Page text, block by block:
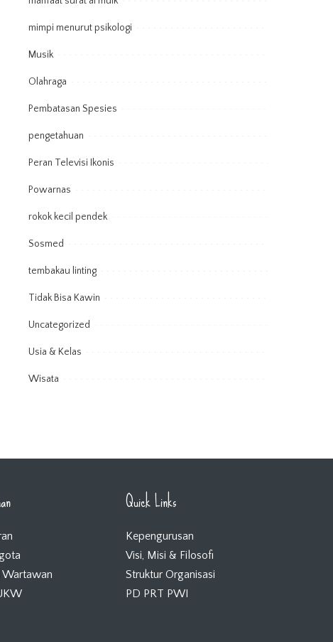
mimpi menurut psikologi
Musik
Olahraga
Pembatasan Spesies
pengetahuan
Peran Televisi Ikonis
Powarnas
rokok kecil pendek
Sosmed
tembakau linting
Tidak Bisa Kawin
Uncategorized
Usia & Kelas
Wisata
Wartawan
Quick Links
Kepengurusan
Visi, Misi & Filosofi
Struktur Organisasi
PD PRT PWI